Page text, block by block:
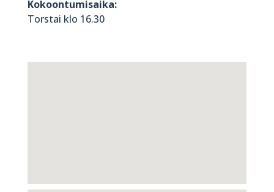
Kokoontumisaika:
Torstai klo 16.30